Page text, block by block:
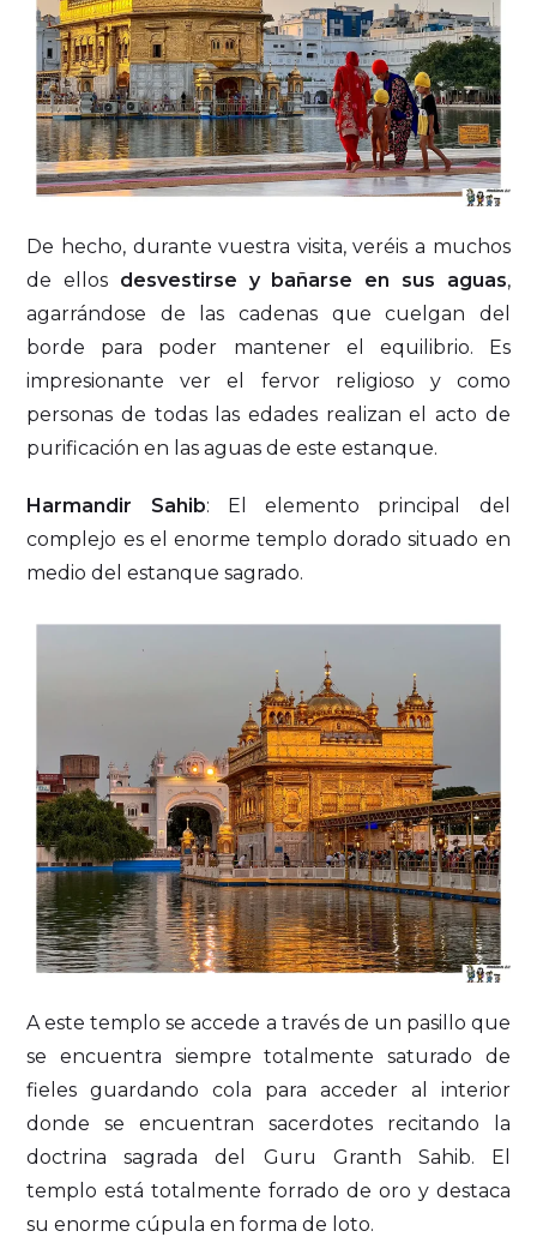
De hecho, durante vuestra visita, veréis a muchos
de ellos desvestirse y bañarse en sus aguas,
agarrándose de las cadenas que cuelgan del
borde para poder mantener el equilibrio. Es
impresionante ver el fervor religioso y como
personas de todas las edades realizan el acto de
purificación en las aguas de este estanque.
Harmandir Sahib: El elemento principal del
complejo es el enorme templo dorado situado en
medio del estanque sagrado.
A este templo se accede a través de un pasillo que
se encuentra siempre totalmente saturado de
fieles guardando cola para acceder al interior
donde se encuentran sacerdotes recitando la
doctrina sagrada del Guru Granth Sahib. El
templo está totalmente forrado de oro y destaca
su enorme cúpula en forma de loto.